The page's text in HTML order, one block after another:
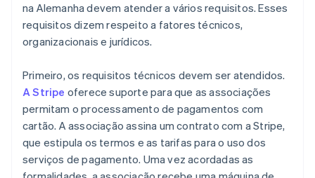
na Alemanha devem atender a vários requisitos. Esses
requisitos dizem respeito a fatores técnicos,
organizacionais e jurídicos.
Primeiro, os requisitos técnicos devem ser atendidos.
A Stripe oferece suporte para que as associações
permitam o processamento de pagamentos com
cartão. A associação assina um contrato com a Stripe,
que estipula os termos e as tarifas para o uso dos
serviços de pagamento. Uma vez acordadas as